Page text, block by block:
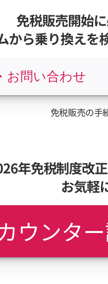
免税販売開始
から乗り換えを
お問い合わせ
免税販売の手
年免税制度改
お気軽
ウンタ